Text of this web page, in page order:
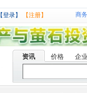
【登录】 【注册】 商
资讯 价格 企